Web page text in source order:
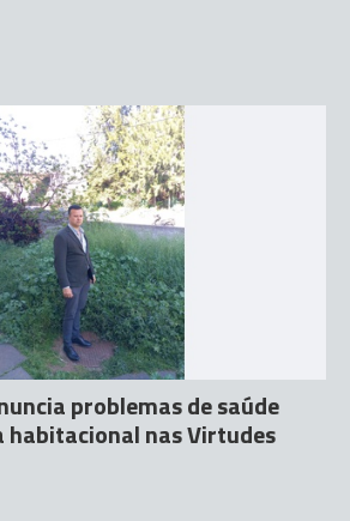
problemas de saúde
habitacional nas Virtudes